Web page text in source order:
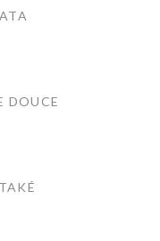
DOUCE